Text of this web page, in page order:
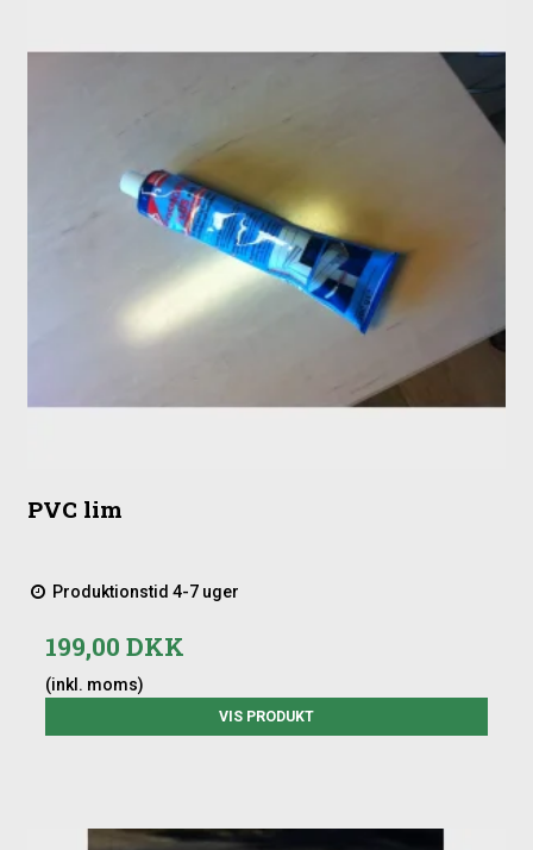
PVC lim
Produktionstid 4-7 uger
199,00 DKK
(inkl. moms)
VIS PRODUKT